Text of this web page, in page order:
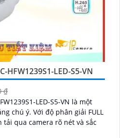
HFW1239S1-LED-S5-VN
₫
LED-S5-VN là một
giải FULL
tải qua camera rõ nét và sắc